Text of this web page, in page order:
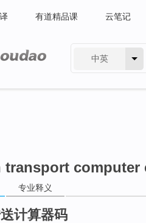
有道精品课 云笔记
中英
transport computer
专业释义
计算器码